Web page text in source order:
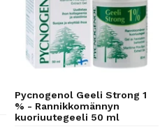
Pycnogenol Geeli Strong 1
% - Rannikkomännyn
kuoriuutegeeli 50 ml